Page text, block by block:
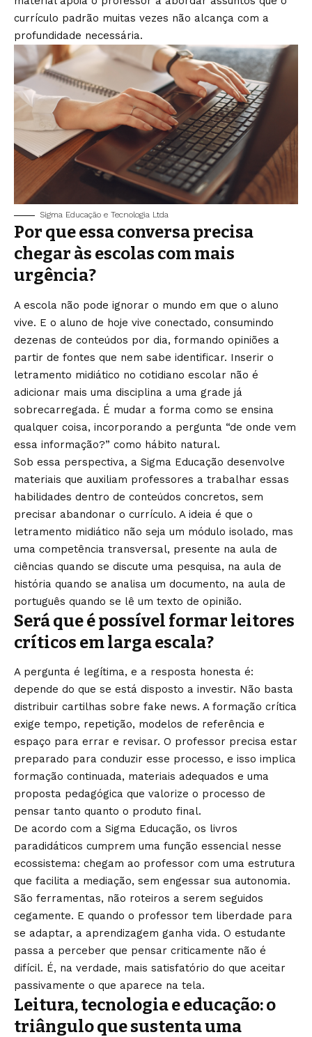
currículo padrão muitas vezes não alcança com a
profundidade necessária.
Sigma Educação e Tecnologia Ltda
Por que essa conversa precisa
chegar às escolas com mais
urgência?
A escola não pode ignorar o mundo em que o aluno
vive. E o aluno de hoje vive conectado, consumindo
dezenas de conteúdos por dia, formando opiniões a
partir de fontes que nem sabe identificar. Inserir o
letramento midiático no cotidiano escolar não é
adicionar mais uma disciplina a uma grade já
sobrecarregada. É mudar a forma como se ensina
qualquer coisa, incorporando a pergunta “de onde vem
essa informação?” como hábito natural.
Sob essa perspectiva, a Sigma Educação desenvolve
materiais que auxiliam professores a trabalhar essas
habilidades dentro de conteúdos concretos, sem
precisar abandonar o currículo. A ideia é que o
letramento midiático não seja um módulo isolado, mas
uma competência transversal, presente na aula de
ciências quando se discute uma pesquisa, na aula de
história quando se analisa um documento, na aula de
português quando se lê um texto de opinião.
Será que é possível formar leitores
críticos em larga escala?
A pergunta é legítima, e a resposta honesta é:
depende do que se está disposto a investir. Não basta
distribuir cartilhas sobre fake news. A formação crítica
exige tempo, repetição, modelos de referência e
espaço para errar e revisar. O professor precisa estar
preparado para conduzir esse processo, e isso implica
formação continuada, materiais adequados e uma
proposta pedagógica que valorize o processo de
pensar tanto quanto o produto final.
De acordo com a Sigma Educação, os livros
paradidáticos cumprem uma função essencial nesse
ecossistema: chegam ao professor com uma estrutura
que facilita a mediação, sem engessar sua autonomia.
São ferramentas, não roteiros a serem seguidos
cegamente. E quando o professor tem liberdade para
se adaptar, a aprendizagem ganha vida. O estudante
passa a perceber que pensar criticamente não é
difícil. É, na verdade, mais satisfatório do que aceitar
passivamente o que aparece na tela.
Leitura, tecnologia e educação: o
triângulo que sustenta uma